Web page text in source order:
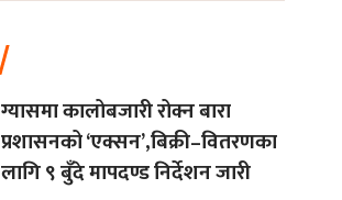
ग्यासमा कालोबजारी रोक्न बारा
प्रशासनको ‘एक्सन’,बिक्री–वितरणका
लागि ९ बुँदे मापदण्ड निर्देशन जारी